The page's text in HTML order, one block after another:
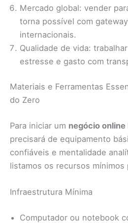
Mercado global: vender
torna possível com
internacionais.
Qualidade de vida:
estresse e gasto com
Materiais e Ferramentas
do Zero
Para iniciar um negócio
precisará de equipamento
confiáveis e mentalidade
listamos os recursos mínimos
Infraestrutura Mínima
Computador ou notebook